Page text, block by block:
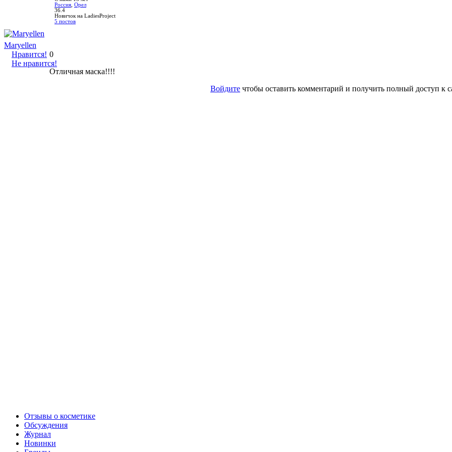
Россия Орел
36.4
Новичок на LadiesProject
5 постов
Maryellen
Нравится!
Не нравится!
0
Отличная маска!!!!
Войдите чтобы оставить комментарий и получить полный доступ к
Отзывы о косметике
Обсуждения
Журнал
Новинки